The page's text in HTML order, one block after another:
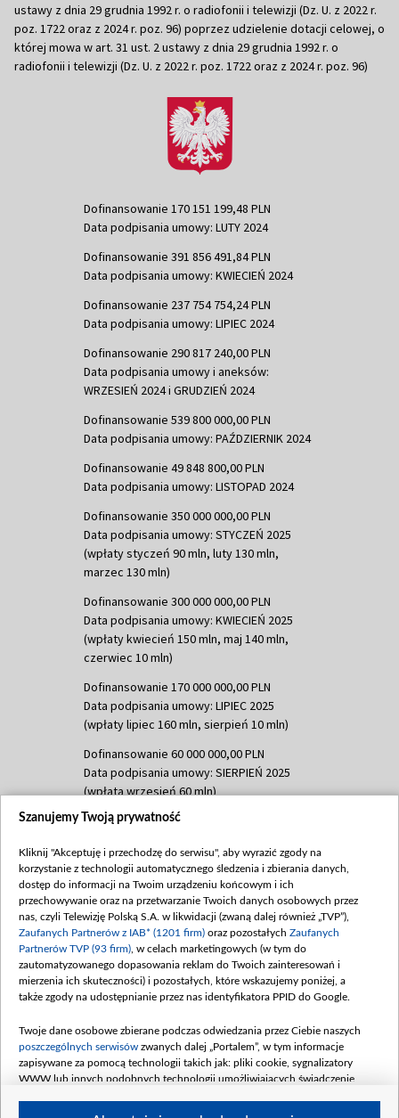
ustawy z dnia 29 grudnia 1992 r. o radiofonii i telewizji (Dz. U. z 2022 r.
poz. 1722 oraz z 2024 r. poz. 96) poprzez udzielenie dotacji celowej, o
której mowa w art. 31 ust. 2 ustawy z dnia 29 grudnia 1992 r. o
radiofonii i telewizji (Dz. U. z 2022 r. poz. 1722 oraz z 2024 r. poz. 96)
Dofinansowanie 170 151 199,48 PLN
Data podpisania umowy: LUTY 2024
Dofinansowanie 391 856 491,84 PLN
Data podpisania umowy: KWIECIEŃ 2024
Dofinansowanie 237 754 754,24 PLN
Data podpisania umowy: LIPIEC 2024
Dofinansowanie 290 817 240,00 PLN
Data podpisania umowy i aneksów:
WRZESIEŃ 2024 i GRUDZIEŃ 2024
Dofinansowanie 539 800 000,00 PLN
Data podpisania umowy: PAŹDZIERNIK 2024
Dofinansowanie 49 848 800,00 PLN
Data podpisania umowy: LISTOPAD 2024
Dofinansowanie 350 000 000,00 PLN
Data podpisania umowy: STYCZEŃ 2025
(wpłaty styczeń 90 mln, luty 130 mln,
marzec 130 mln)
Dofinansowanie 300 000 000,00 PLN
Data podpisania umowy: KWIECIEŃ 2025
(wpłaty kwiecień 150 mln, maj 140 mln,
czerwiec 10 mln)
Dofinansowanie 170 000 000,00 PLN
Data podpisania umowy: LIPIEC 2025
(wpłaty lipiec 160 mln, sierpień 10 mln)
Dofinansowanie 60 000 000,00 PLN
Data podpisania umowy: SIERPIEŃ 2025
(wpłata wrzesień 60 mln)
Dofinansowanie 635 783 051,21 PLN
(wpłata wrzesień 100 mln, październik 350
mln, listopad 265 mln)
Dofinansowanie 48 862 000,00 PLN
Data podpisania umowy: GRUDZIEŃ 2025
(wpłata grudzień 60,548 mln)
Dofinansowanie 900 000 000,00 PLN
Data podpisania umowy: LUTY 2026 (wpłata
kwiecień 180 mln, 7 maja 180 mln, 8
czerwca 90 mln)
Dofinansowanie 250 000 000,00 PLN
4 sierpnia 250 mln
Szanujemy Twoją prywatność
Kliknij "Akceptuję i przechodzę do serwisu", aby wyrazić zgody na
korzystanie z technologii automatycznego śledzenia i zbierania danych,
dostęp do informacji na Twoim urządzeniu końcowym i ich
przechowywanie oraz na przetwarzanie Twoich danych osobowych przez
nas, czyli Telewizję Polską S.A. w likwidacji (zwaną dalej również „TVP”),
Zaufanych Partnerów z IAB* (1201 firm) oraz pozostałych Zaufanych
Partnerów TVP (93 firm) , w celach marketingowych (w tym do
zautomatyzowanego dopasowania reklam do Twoich zainteresowań i
mierzenia ich skuteczności) i pozostałych, które wskazujemy poniżej, a
także zgody na udostępnianie przez nas identyfikatora PPID do Google.
Twoje dane osobowe zbierane podczas odwiedzania przez Ciebie naszych
poszczególnych serwisów zwanych dalej „Portalem”, w tym informacje
zapisywane za pomocą technologii takich jak: pliki cookie, sygnalizatory
WWW lub innych podobnych technologii umożliwiających świadczenie